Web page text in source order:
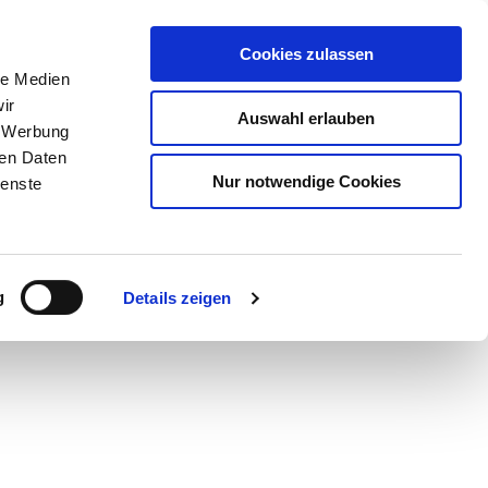
Medien
Daten
Details zeigen
Cookies zulassen
Auswahl erlauben
Nur notwendige Cookies